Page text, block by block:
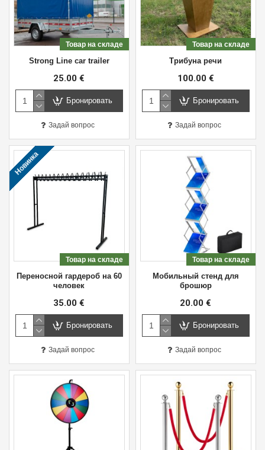
Товар на складе
Strong Line car trailer
25.00 €
Бронировать
Задай вопрос
Товар на складе
Трибуна речи
100.00 €
Бронировать
Задай вопрос
Новинка
Товар на складе
Переносной гардероб на 60
человек
35.00 €
Бронировать
Задай вопрос
Товар на складе
Мобильный стенд для
брошюр
20.00 €
Бронировать
Задай вопрос